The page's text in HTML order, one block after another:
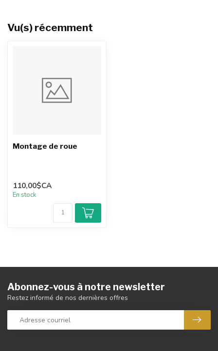
Vu(s) récemment
Montage de roue
110,00$CA
En stock
Abonnez-vous à notre newsletter
Restez informé de nos dernières offres